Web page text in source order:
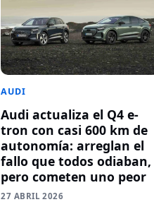
AUDI
Audi actualiza el Q4 e-
tron con casi 600 km de
autonomía: arreglan el
fallo que todos odiaban,
pero cometen uno peor
27 ABRIL 2026